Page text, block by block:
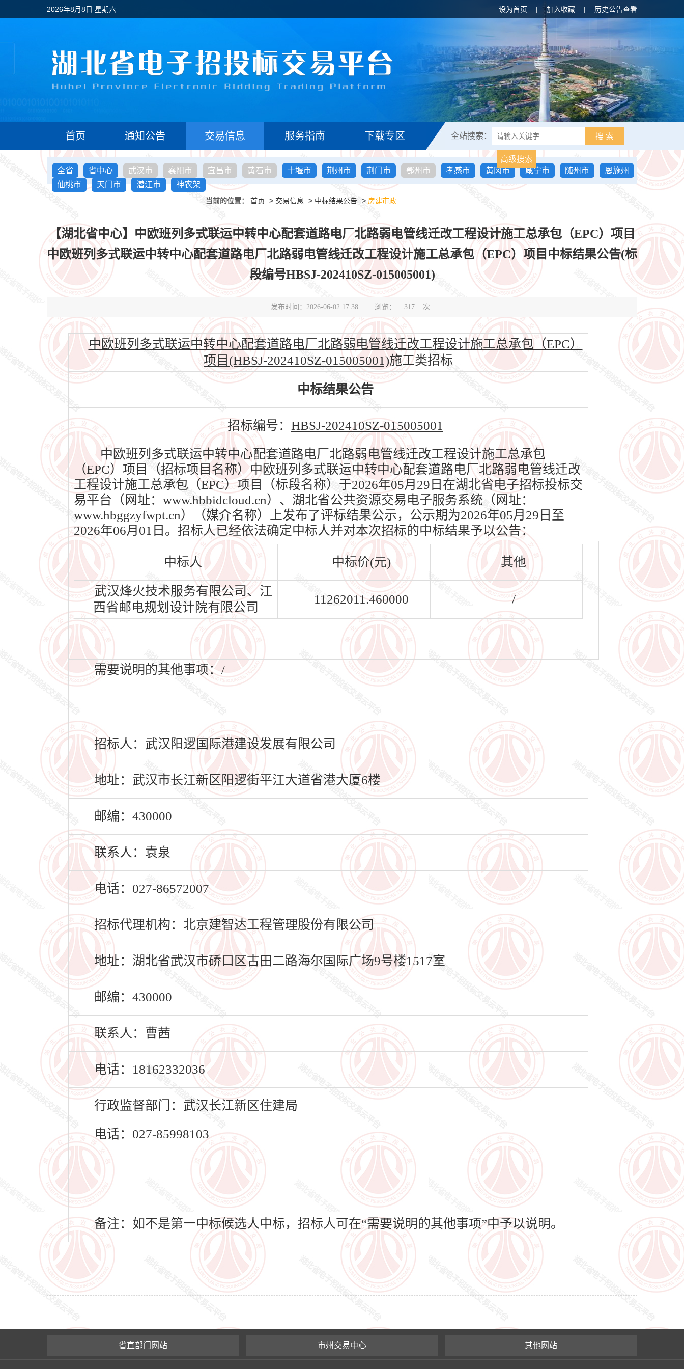
2026年8月8日 星期六 设为首页 | 加入收藏 | 历史公告查看
首页 通知公告 交易信息 服务指南 下载专区 全站搜索： 搜 索
高级搜索
全省
省中心 武汉市 襄阳市 宜昌市 黄石市 十堰市 荆州市 荆门市 鄂州市 孝感市 黄冈市 咸宁市 随州市
恩施州
仙桃市
天门市 潜江市 神农架
当前的位置： 首页 > 交易信息 > 中标结果公告 > 房建市政
【湖北省中心】中欧班列多式联运中转中心配套道路电厂北路弱电管线迁改工程设计施工总承包（EPC）项目
中欧班列多式联运中转中心配套道路电厂北路弱电管线迁改工程设计施工总承包（EPC）项目中标结果公告(标
段编号HBSJ-202410SZ-015005001)
发布时间：2026-06-02 17:38 浏览： 317 次
中欧班列多式联运中转中心配套道路电厂北路弱电管线迁改工程设计施工总承包（EPC）
项目(HBSJ-202410SZ-015005001)施工类招标
中标结果公告
招标编号： HBSJ-202410SZ-015005001
中欧班列多式联运中转中心配套道路电厂北路弱电管线迁改工程设计施工总承包
（EPC）项目（招标项目名称）中欧班列多式联运中转中心配套道路电厂北路弱电管线迁改
工程设计施工总承包（EPC）项目（标段名称）于2026年05月29日在湖北省电子招标投标交
易平台（网址：www.hbbidcloud.cn）、湖北省公共资源交易电子服务系统（网址：
www.hbggzyfwpt.cn）（媒介名称）上发布了评标结果公示，公示期为2026年05月29日至
2026年06月01日。招标人已经依法确定中标人并对本次招标的中标结果予以公告：
中标人 中标价(元) 其他
武汉烽火技术服务有限公司、江
西省邮电规划设计院有限公司
11262011.460000 /
需要说明的其他事项：/
招标人：武汉阳逻国际港建设发展有限公司
地址：武汉市长江新区阳逻街平江大道省港大厦6楼
邮编：430000
联系人：袁泉
电话：027-86572007
招标代理机构：北京建智达工程管理股份有限公司
地址：湖北省武汉市硚口区古田二路海尔国际广场9号楼1517室
邮编：430000
联系人：曹茜
电话：18162332036
行政监督部门：武汉长江新区住建局
电话：027-85998103
备注：如不是第一中标候选人中标，招标人可在“需要说明的其他事项”中予以说明。
省直部门网站 市州交易中心 其他网站